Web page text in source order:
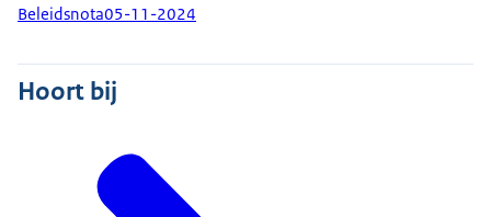
Beleidsnota05-11-2024
Hoort bij